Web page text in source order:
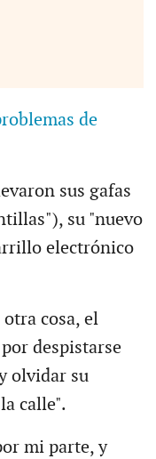
de
sus gafas
su "nuevo
electrónico
cosa, el
despistarse
olvidar su
calle".
mi parte, y